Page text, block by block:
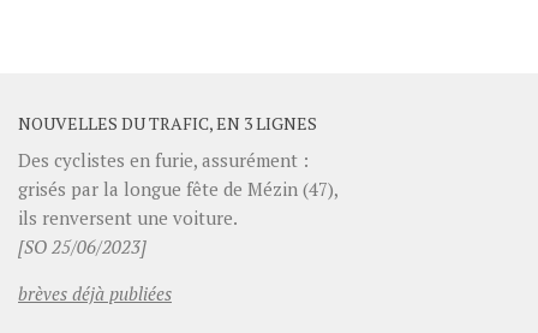
NOUVELLES DU TRAFIC, EN 3 LIGNES
Des cyclistes en furie, assurément :
grisés par la longue fête de Mézin (47),
ils renversent une voiture.
[SO 25/06/2023]
brèves déjà publiées